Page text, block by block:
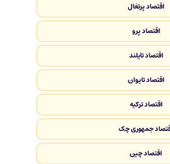
اقتصاد پرتغال
اقتصاد پرو
اقتصاد تایلند
اقتصاد تایوان
اقتصاد ترکیه
جمهوری چک
اقتصاد چین